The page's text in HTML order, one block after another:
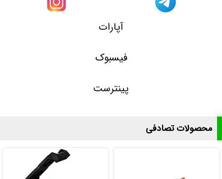
آپارات
فیسبوک
پینترست
محصولات تصادفی